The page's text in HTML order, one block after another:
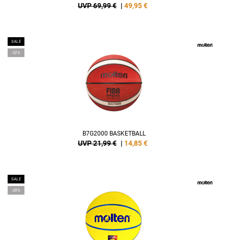
UVP 69,99 € | 49,95€
SALE
-32%
B7G2000 BASKETBALL
UVP 21,99 € | 14,85€
SALE
-28%